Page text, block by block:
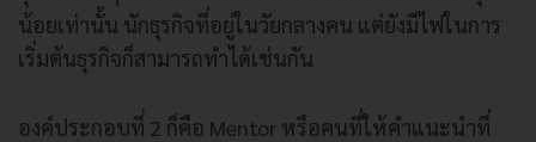
น้อยเท่านั้น นักธุรกิจที่อยู่ในวัยกลางคน แต่ยังมีไฟในการ
เริ่มต้นธุรกิจก็สามารถทำได้เช่นกัน
องค์ประกอบที่ 2 ก็คือ Mentor หรือคนที่ให้คำแนะนำที่